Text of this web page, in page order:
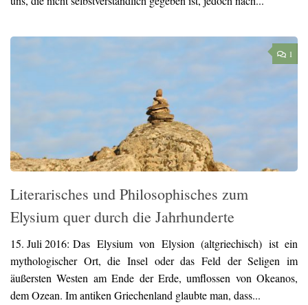
1
Literarisches und Philosophisches zum
Elysium quer durch die Jahrhunderte
15. Juli 2016: Das Elysium von Elysion (altgriechisch) ist ein
mythologischer Ort, die Insel oder das Feld der Seligen im
äußersten Westen am Ende der Erde, umflossen von Okeanos,
dem Ozean. Im antiken Griechenland glaubte man, dass...